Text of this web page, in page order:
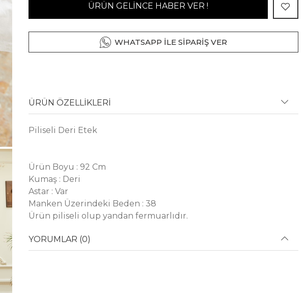
ÜRÜN GELİNCE HABER VER !
WHATSAPP İLE SİPARİŞ VER
ÜRÜN ÖZELLİKLERİ
Piliseli Deri Etek
Ürün Boyu : 92 Cm
Kumaş : Deri
Astar : Var
Manken Üzerindeki Beden : 38
Ürün piliseli olup yandan fermuarlıdır.
YORUMLAR (0)